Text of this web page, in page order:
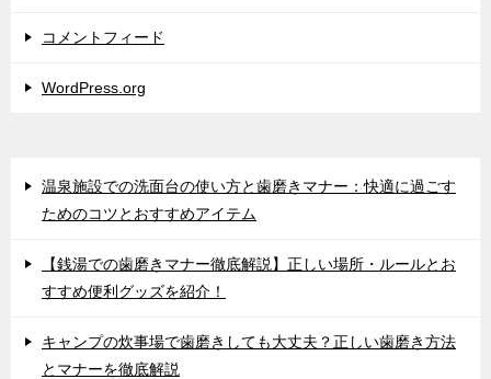
コメントフィード
WordPress.org
温泉施設での洗面台の使い方と歯磨きマナー：快適に過ごす
ためのコツとおすすめアイテム
【銭湯での歯磨きマナー徹底解説】正しい場所・ルールとお
すすめ便利グッズを紹介！
キャンプの炊事場で歯磨きしても大丈夫？正しい歯磨き方法
とマナーを徹底解説